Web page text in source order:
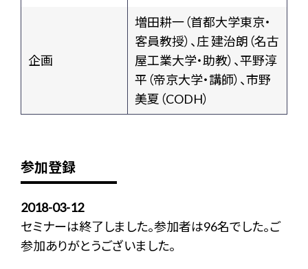
企画
増田耕一（首都大学東京・
客員教授）、庄 建治朗（名古
屋工業大学・助教）、平野淳
平（帝京大学・講師）、市野
美夏（CODH）
参加登録
2018-03-12
セミナーは終了しました。参加者は96名でした。ご
参加ありがとうございました。